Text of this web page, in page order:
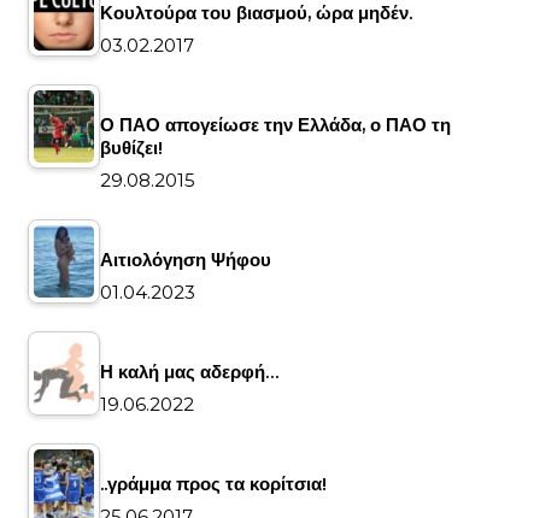
Κουλτούρα του βιασμού, ώρα μηδέν.
03.02.2017
Ο ΠΑΟ απογείωσε την Ελλάδα, ο ΠΑΟ τη
βυθίζει!
29.08.2015
Αιτιολόγηση Ψήφου
01.04.2023
Η καλή μας αδερφή…
19.06.2022
..γράμμα προς τα κορίτσια!